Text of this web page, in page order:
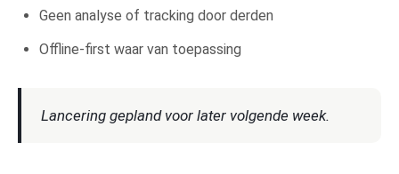
Geen analyse of tracking door derden
Offline-first waar van toepassing
Lancering gepland voor later volgende week.